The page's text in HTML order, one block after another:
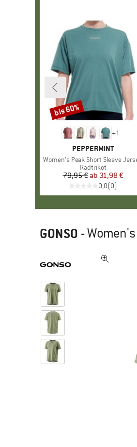
+1
MARKE
PEPPERMINT
Artikel
Women's Peak Short Sleeve
Produktgruppe
Radtrikot
Preis
79,95 € reduzierter
ab 31,98 €
0,0(0)
Rabatt
bis 60%
GONSO -